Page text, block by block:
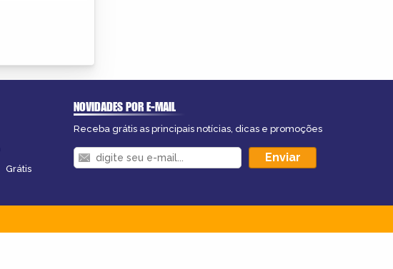
Grátis
NOVIDADES POR E-MAIL
Receba grátis as principais notícias, dicas e promoções